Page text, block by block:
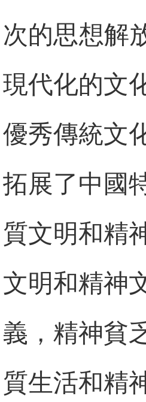
次的思想解
現代化的文
優秀傳統文
拓展了中國
質文明和精
文明和精神
義，精神貧
質生活和精